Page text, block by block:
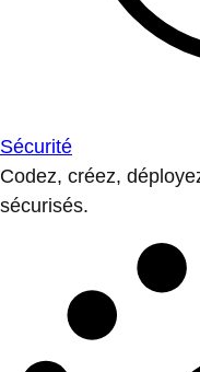
Sécurité
Codez, créez,
sécurisés.